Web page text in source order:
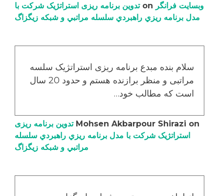
وبسایت فرانگر
تدوین برنامه ریزی استراتژیک شرکت با
مدل برنامه ریزي راهبردي سلسله مراتبي و شبکه زیگزاگ
سلام بنده مبدع برنامه ریزی استراتژیک سلسه
مراتبی و منظر برازنده هستم و حدود 20 سال
است که مطالب خود…
Mohsen Akbarpour Shirazi on
تدوین برنامه ریزی
استراتژیک شرکت با مدل برنامه ریزي راهبردي سلسله
مراتبي و شبکه زیگزاگ